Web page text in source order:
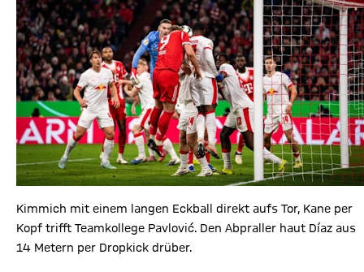
Kimmich mit einem langen Eckball direkt aufs Tor, Kane per
Kopf trifft Teamkollege Pavlović. Den Abpraller haut Díaz aus
14 Metern per Dropkick drüber.